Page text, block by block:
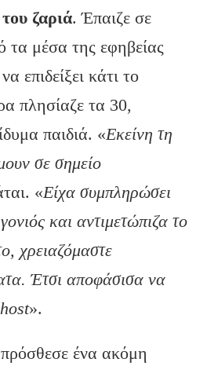
ζαριά. Έπαιζε σε
τα μέσα της εφηβείας
επιδείξει κάτι το
πλησίαζε τα 30,
παιδιά. «Εκείνη τη
σε σημείο
«Είχα συμπληρώσει
και αντιμετώπιζα το
χρειαζόμαστε
Έτσι αποφάσισα να
».
ένα ακόμη